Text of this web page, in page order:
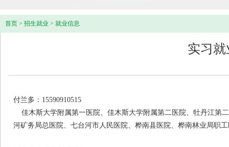
首页 > 招生就业 > 就业信息
实习
付兰多：15590910515
佳木斯大学附属第一医院、佳木斯大学附属第二医院、牡丹江第
河矿务局总医院、七台河市人民医院、桦南县医院、桦南林业局职